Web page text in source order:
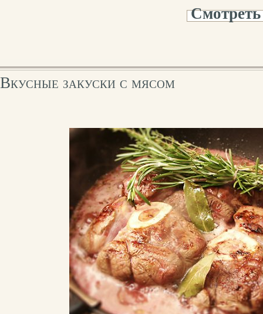
Вкусные закуски с мясом